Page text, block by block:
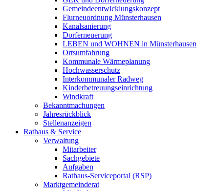
Gemeindeentwicklungskonzept
Flurneuordnung Münsterhausen
Kanalsanierung
Dorferneuerung
LEBEN und WOHNEN in Münsterhausen
Ortsumfahrung
Kommunale Wärmeplanung
Hochwasserschutz
Interkommunaler Radweg
Kinderbetreuungseinrichtung
Windkraft
Bekanntmachungen
Jahresrückblick
Stellenanzeigen
Rathaus & Service
Verwaltung
Mitarbeiter
Sachgebiete
Aufgaben
Rathaus-Serviceportal (RSP)
Marktgemeinderat